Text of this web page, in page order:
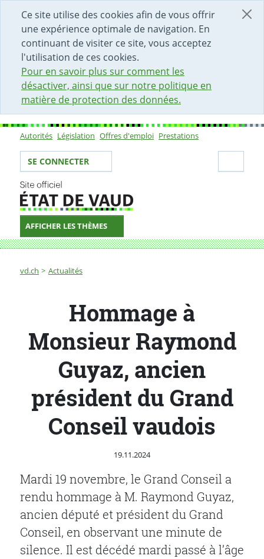
Ce site utilise des cookies afin de vous offrir
une expérience optimale de navigation. En
continuant de visiter ce site, vous acceptez
l'utilisation de ces cookies.
Pour en savoir plus sur comment les
désactiver, ainsi que sur notre politique en
matière de protection des données.
DÉBUT DU CONTENU DE LA PAGE
ACCÈS AU CHAMP DE RECHERCHE
PAGE D'ACCUEIL
FORMULAIRE DE CONTACT
Sous-navigation
Autorités Législation Offres d'emploi Prestations
Votre identité
SE CONNECTER
AFFICHER LES THÈMES
Fil d'Ariane
vd.ch Actualités
Hommage à Monsieur Raymond Guyaz, ancien
Hommage à
Monsieur Raymond
Guyaz, ancien
président du Grand
Conseil vaudois
Publié le
19.11.2024
Mardi 19 novembre, le Grand Conseil a
rendu hommage à M. Raymond Guyaz,
ancien député et président du Grand
Conseil, en observant une minute de
silence. Il est décédé mardi passé à l’âge